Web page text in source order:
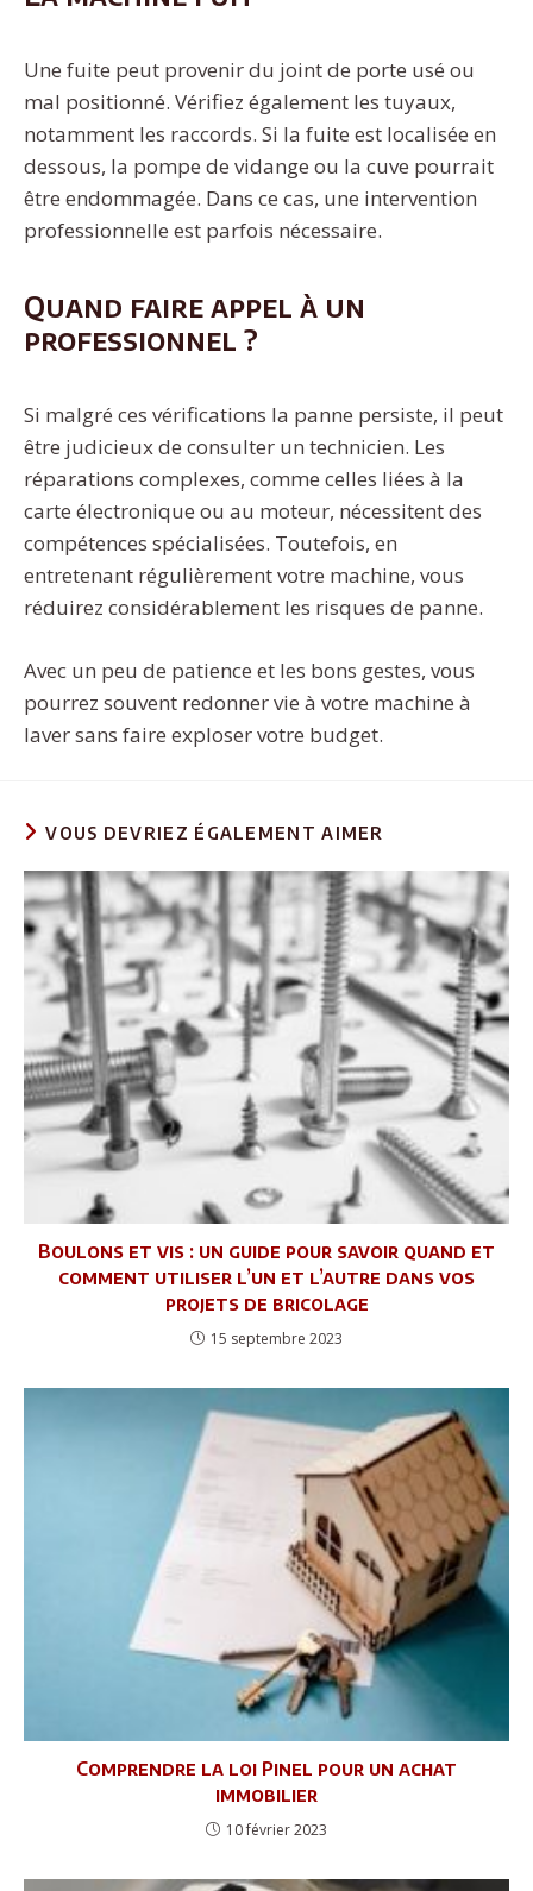
Une fuite peut provenir du joint de porte usé ou
mal positionné. Vérifiez également les tuyaux,
notamment les raccords. Si la fuite est localisée en
dessous, la pompe de vidange ou la cuve pourrait
être endommagée. Dans ce cas, une intervention
professionnelle est parfois nécessaire.
Quand faire appel à un
professionnel ?
Si malgré ces vérifications la panne persiste, il peut
être judicieux de consulter un technicien. Les
réparations complexes, comme celles liées à la
carte électronique ou au moteur, nécessitent des
compétences spécialisées. Toutefois, en
entretenant régulièrement votre machine, vous
réduirez considérablement les risques de panne.
Avec un peu de patience et les bons gestes, vous
pourrez souvent redonner vie à votre machine à
laver sans faire exploser votre budget.
VOUS DEVRIEZ ÉGALEMENT AIMER
Boulons et vis : un guide pour savoir quand et
comment utiliser l’un et l’autre dans vos
projets de bricolage
15 septembre 2023
Comprendre la loi Pinel pour un achat
immobilier
10 février 2023